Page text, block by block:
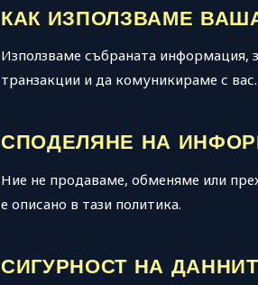
КАК ИЗПОЛЗВАМЕ
Използваме събраната информация,
транзакции и да комуникираме с вас.
СПОДЕЛЯНЕ НА
Ние не продаваме, обменяме или
е описано в тази политика.
СИГУРНОСТ НА